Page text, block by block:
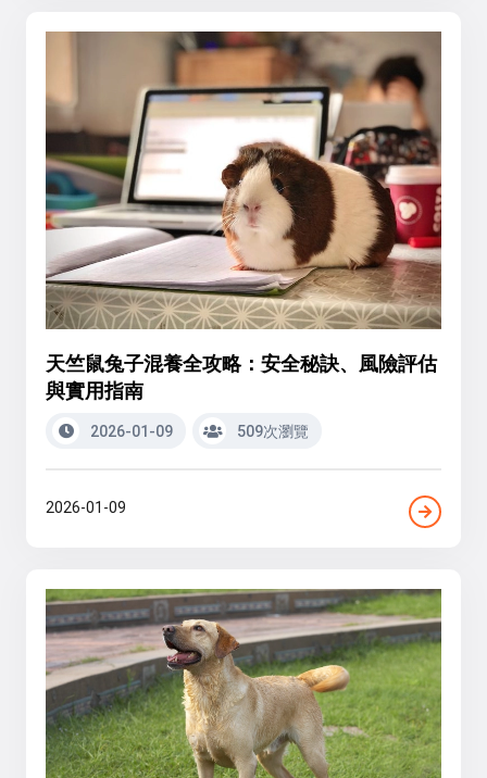
天竺鼠兔子混養全攻略：安全秘訣、風險評估
與實用指南
2026-01-09 509次瀏覽
2026-01-09